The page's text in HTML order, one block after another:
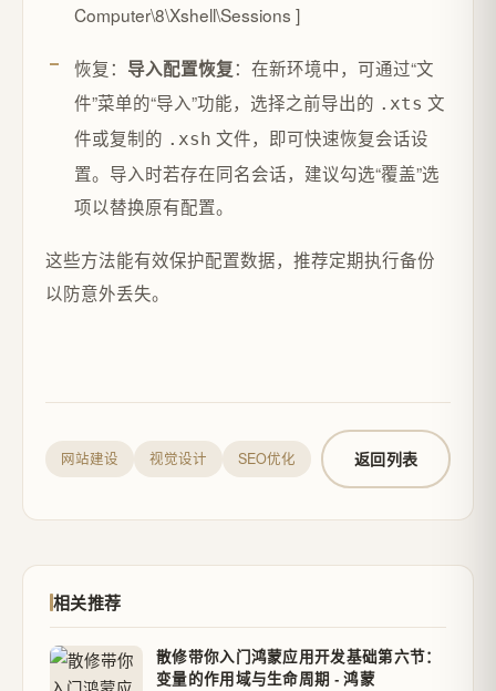
Computer\8\Xshell\Sessions ]
‌恢复： 导入配置恢复‌：在新环境中，可通过“文
件”菜单的“导入”功能，选择之前导出的 .xts 文
件或复制的 .xsh 文件，即可快速恢复会话设
置。导入时若存在同名会话，建议勾选“覆盖”选
项以替换原有配置。‌
这些方法能有效保护配置数据，推荐定期执行备份
以防意外丢失。
网站建设 视觉设计 SEO优化 返回列表
相关推荐
散修带你入门鸿蒙应用开发基础第六节：
变量的作用域与生命周期 - 鸿蒙